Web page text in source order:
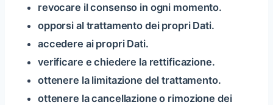
revocare il consenso in ogni momento.
opporsi al trattamento dei propri Dati.
accedere ai propri Dati.
verificare e chiedere la rettificazione.
ottenere la limitazione del trattamento.
ottenere la cancellazione o rimozione dei